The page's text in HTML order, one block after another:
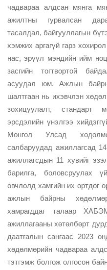
чадвараа алдсан мянга
ажилтны гурвалсан
тасалдал, байгууллагын
хэмжих аргагүй гарз
нас, эрүүл мэндийн ийм
засгийн тогтвортой
асуудал юм. Ажлын
шалтгаан нь ихэвчлэн
зохицуулалт, стандарт
эрсдэлийн үнэлгээ
Монгол Улсад
салбаруудад ажиллагсад
ажиллагсдын 11 хувийг
барилга, боловсруулах
өвчлөлд хамгийн их өртдөг
ажлын байрны
хамрагддаг талаар
ажиллагааны хөтөлбөрт
даатгалын сангаас 2023
хөдөлмөрийн чадвараа
тэтгэмж болгож олгосон